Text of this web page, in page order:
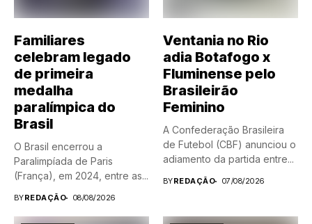
Familiares
celebram legado
de primeira
medalha
paralímpica do
Brasil
O Brasil encerrou a
Paralimpíada de Paris
(França), em 2024, entre as...
BYREDAÇÃO 08/08/2026
Ventania no Rio
adia Botafogo x
Fluminense pelo
Brasileirão
Feminino
A Confederação Brasileira
de Futebol (CBF) anunciou o
adiamento da partida entre...
BYREDAÇÃO 07/08/2026